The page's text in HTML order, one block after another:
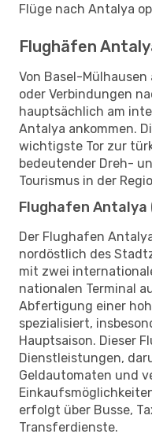
Flüge nach Antalya
Flughäfen
Von Basel-
oder Verbindungen
hauptsächlich am
Antalya ankommen.
wichtigste Tor zur
bedeutender Dreh-
Tourismus in der
Flughafen Antalya
Der Flughafen
nordöstlich des
mit zwei
nationalen Terminal
Abfertigung einer
spezialisiert,
Hauptsaison. Dieser
Dienstleistungen,
Geldautomaten und
erfolgt über Busse,
Transferdienste.